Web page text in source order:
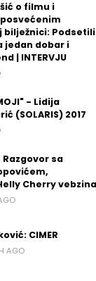
o filmu i
bilježnici: Podsetili
jedan dobar i
| INTERVJU
- Lidija
(SOLARIS) 2017
sa
Cherry vebzina
CIMER
AGO